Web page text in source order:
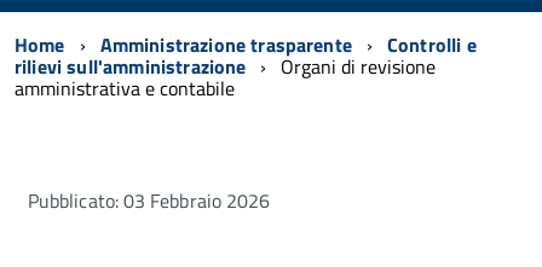
Home Amministrazione trasparente Controlli e
rilievi sull'amministrazione Organi di revisione
amministrativa e contabile
Pubblicato: 03 Febbraio 2026